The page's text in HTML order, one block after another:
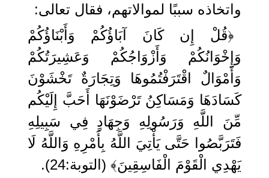
واتخاذه سببًا لموالاتهم، فقال تعالى:
﴿قُلْ إِن كَانَ آبَاؤُكُمْ وَأَبْنَاؤُكُمْ
وَإِخْوَانُكُمْ وَأَزْوَاجُكُمْ وَعَشِيرَتُكُمْ
وَأَمْوَالٌ اقْتَرَفْتُمُوهَا وَتِجَارَةٌ تَخْشَوْنَ
كَسَادَهَا وَمَسَاكِنُ تَرْضَوْنَهَا أَحَبَّ إِلَيْكُم
مِّنَ اللَّهِ وَرَسُولِهِ وَجِهَادٍ فِي سَبِيلِهِ
فَتَرَبَّصُوا حَتَّى يَأْتِيَ اللَّهُ بِأَمْرِهِ وَاللَّهُ لَا
يَهْدِي الْقَوْمَ الْفَاسِقِينَ﴾ (التوبة:24).